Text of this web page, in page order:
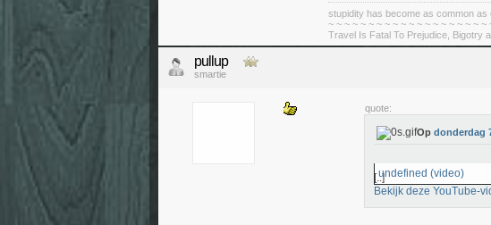
stupidity has become as common
~ ~ ~ ~ ~ ~ ~ ~ ~ ~ ~ ~ ~ ~ ~ ~ ~ ~ ~ ~
Travel Is Fatal To Prejudice, Bigotry
pullup
smartie
quote:
Op donderdag
[..]undefined (video)
Bekijk deze YouTube-